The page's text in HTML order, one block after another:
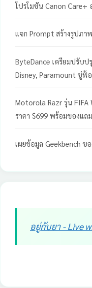
โปรโมชัน Canon
แจก Prompt สร้างรูปภา
ByteDance เตรียมปรับป
Disney, Paramount ขู่ฟ้
Motorola Razr รุ่น FIFA
ราคา $699 พร้อมของแถม
เผยข้อมูล Geekbench ข
อยู่กับยา - Live